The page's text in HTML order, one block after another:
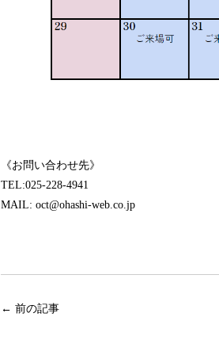
《お問い合わせ先》
TEL:025-228-4941
MAIL: oct@ohashi-web.co.jp
← 前の記事